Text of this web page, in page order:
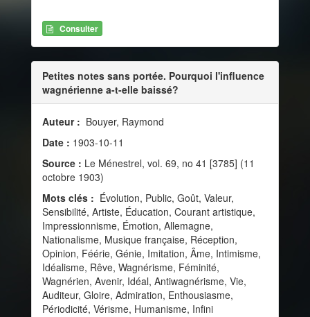
Consulter
Petites notes sans portée. Pourquoi l'influence
wagnérienne a-t-elle baissé?
Auteur : Bouyer, Raymond
Date : 1903-10-11
Source : Le Ménestrel, vol. 69, no 41 [3785] (11
octobre 1903)
Mots clés : Évolution, Public, Goût, Valeur,
Sensibilité, Artiste, Éducation, Courant artistique,
Impressionnisme, Émotion, Allemagne,
Nationalisme, Musique française, Réception,
Opinion, Féérie, Génie, Imitation, Âme, Intimisme,
Idéalisme, Rêve, Wagnérisme, Féminité,
Wagnérien, Avenir, Idéal, Antiwagnérisme, Vie,
Auditeur, Gloire, Admiration, Enthousiasme,
Périodicité, Vérisme, Humanisme, Infini